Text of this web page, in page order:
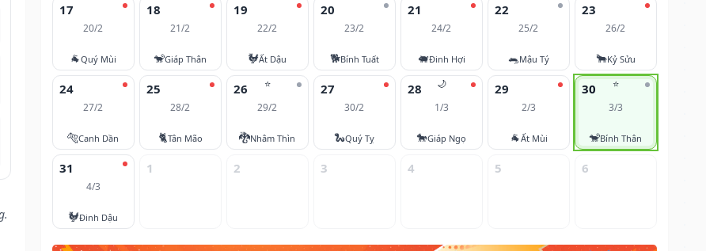
17
20/2
🐐Quý Mùi
18
21/2
🐒Giáp Thân
19
22/2
🐓Ất Dậu
20
23/2
🐕Bính Tuất
21
24/2
🐖Đinh Hợi
22
25/2
🐀Mậu Tý
23
26/2
🐂Kỷ Sửu
24
27/2
🐅Canh Dần
25
28/2
🐈Tân Mão
⭐
26
29/2
🐉Nhâm Thìn
27
30/2
🐍Quý Tỵ
🌙
28
1/3
🐎Giáp Ngọ
29
2/3
🐐Ất Mùi
⭐
30
3/3
🐒Bính Thân
31
4/3
🐓Đinh Dậu
1 2 3 4 5 6